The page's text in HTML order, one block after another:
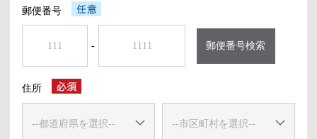
郵便番号
- 郵便番号検索
住所